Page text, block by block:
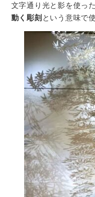
文字通り光と影を使っ
動く彫刻 という意味で